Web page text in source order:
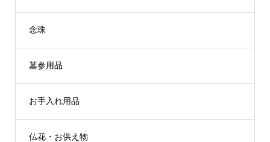
念珠
墓参用品
お手入れ用品
仏花・お供え物